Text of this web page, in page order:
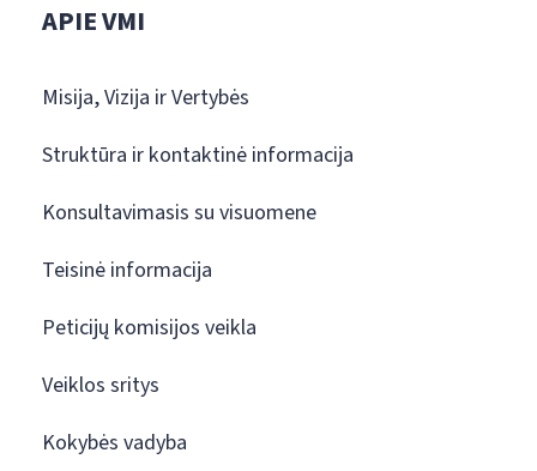
APIE VMI
Misija, Vizija ir Vertybės
Struktūra ir kontaktinė informacija
Konsultavimasis su visuomene
Teisinė informacija
Peticijų komisijos veikla
Veiklos sritys
Kokybės vadyba